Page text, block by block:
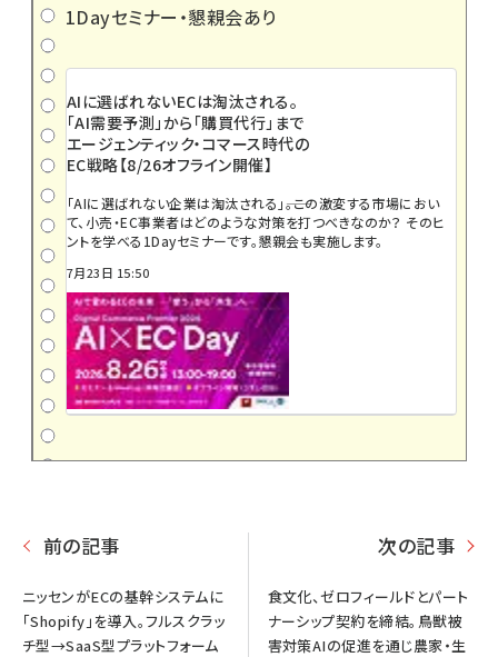
1Dayセミナー・懇親会あり
AIに選ばれないECは淘汰される。
「AI需要予測」から「購買代行」まで
エージェンティック・コマース時代の
EC戦略【8/26オフライン開催】
「AIに選ばれない企業は淘汰される」――。この激変する市場におい
て、小売・EC事業者はどのような対策を打つべきなのか？ そのヒ
ントを学べる1Dayセミナーです。懇親会も実施します。
7月23日 15:50
前の記事
ニッセンがECの基幹システムに
「Shopify」を導入。フルスクラッ
チ型→SaaS型プラットフォーム
次の記事
食文化、ゼロフィールドとパート
ナーシップ契約を締結。鳥獣被
害対策AIの促進を通じ農家・生